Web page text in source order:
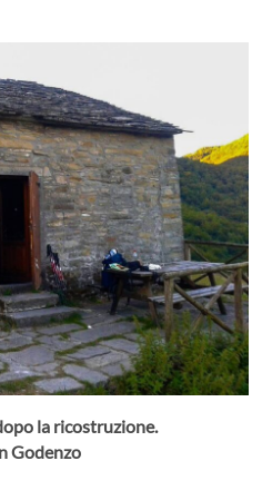
la ricostruzione.
Godenzo